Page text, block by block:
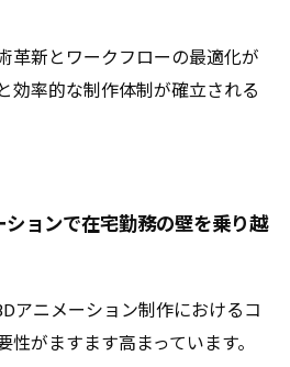
革新とワークフローの最適化が
効率的な制作体制が確立される
ョンで在宅勤務の壁を乗り越
アニメーション制作におけるコ
がますます高まっています。